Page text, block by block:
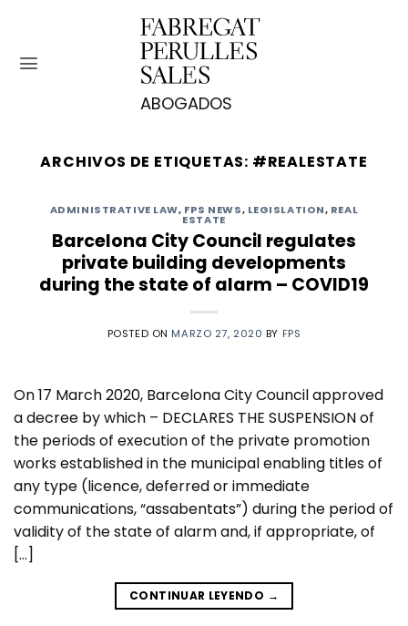
contenido
ARCHIVOS DE ETIQUETAS: #REALESTATE
ADMINISTRATIVE LAW, FPS NEWS, LEGISLATION, REAL
ESTATE
Barcelona City Council regulates
private building developments
during the state of alarm – COVID19
POSTED ON MARZO 27, 2020 BY FPS
On 17 March 2020, Barcelona City Council approved
a decree by which – DECLARES THE SUSPENSION of
the periods of execution of the private promotion
works established in the municipal enabling titles of
any type (licence, deferred or immediate
communications, “assabentats”) during the period of
validity of the state of alarm and, if appropriate, of
[…]
CONTINUAR LEYENDO →